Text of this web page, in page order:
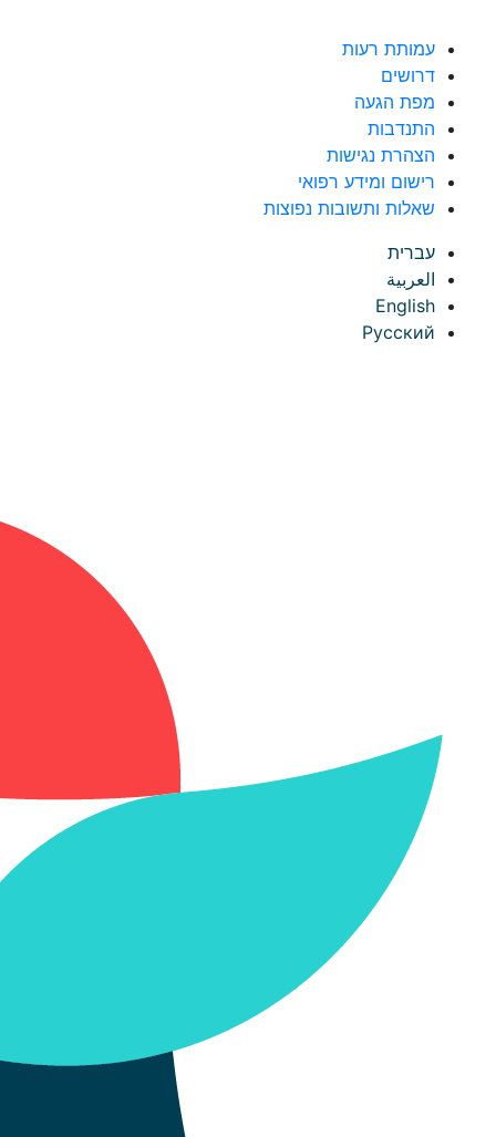
עמותת רעות
דרושים
מפת הגעה
התנדבות
הצהרת נגישות
רישום ומידע רפואי
שאלות ותשובות נפוצות
עברית
العربية
English
Русский